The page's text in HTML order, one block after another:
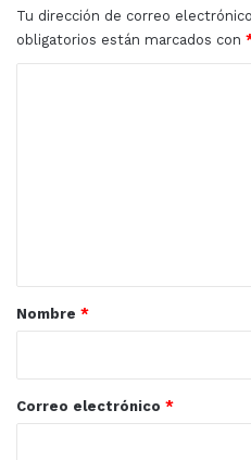
Tu dirección de correo
obligatorios están marcados con
r
*
Nombre *
Correo electrónico *